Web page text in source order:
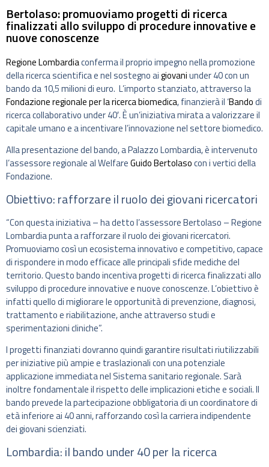
Bertolaso: promuoviamo progetti di ricerca
finalizzati allo sviluppo di procedure innovative e
nuove conoscenze
Regione Lombardiaconferma il proprio impegno nella promozione
della ricerca scientifica e nel sostegno aigiovaniunder 40 con un
bando da 10,5 milioni di euro. L’importo stanziato, attraverso la
Fondazione regionale per la ricerca biomedica, finanzierà il ‘Bandodi
ricerca collaborativo under 40′. È un’iniziativa mirata a valorizzare il
capitale umano e a incentivare l’innovazione nel settore biomedico.
Alla presentazione del bando, a Palazzo Lombardia, è intervenuto
l’assessore regionale al WelfareGuido Bertolasocon i vertici della
Fondazione.
Obiettivo: rafforzare il ruolo dei giovani ricercatori
“Con questa iniziativa – ha detto l’assessore Bertolaso – Regione
Lombardia punta a rafforzare il ruolo dei giovani ricercatori.
Promuoviamo così un ecosistema innovativo e competitivo, capace
di rispondere in modo efficace alle principali sfide mediche del
territorio. Questo bando incentiva progetti di ricerca finalizzati allo
sviluppo di procedure innovative e nuove conoscenze. L’obiettivo è
infatti quello di migliorare le opportunità di prevenzione, diagnosi,
trattamento e riabilitazione, anche attraverso studi e
sperimentazioni cliniche”.
I progetti finanziati dovranno quindi garantire risultati riutilizzabili
per iniziative più ampie e traslazionali con una potenziale
applicazione immediata nel Sistema sanitario regionale. Sarà
inoltre fondamentale il rispetto delle implicazioni etiche e sociali. Il
bando prevede la partecipazione obbligatoria di un coordinatore di
età inferiore ai 40 anni, rafforzando così la carriera indipendente
dei giovani scienziati.
Lombardia: il bando under 40 per la ricerca